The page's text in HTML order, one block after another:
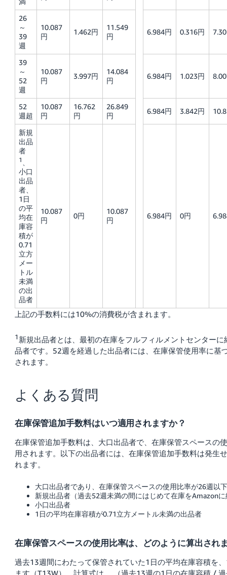
26
～
39
週
10.087
円
1.462円
11.549
円
6.984円 0.316円
39
～
52
週
10.087
円
3.997円
14.084
円
6.984円 1.023円
52
週超
10.087
円
16.762
円
26.849
円
6.984円 3.842円
新規
出品
者
1
小口
出品
者、
1日
の平
均在
庫容
積が
0.71
立方
メー
トル
未満
の出
品者
10.087
円
0円
10.087
円
6.984円 0円
上記の手数料には10%の消費税が含まれます。
1 新規出品者とは、最初の在庫をフルフィルメントセンター
品者です。52週を経過した出品者には、在庫保管使用率に基
されます。
よくある質問
在庫保管追加手数料はいつ適用されますか？
在庫保管追加手数料は、大口出品者で、在庫保管スペースの
用されます。以下の出品者には、在庫保管追加手数料は発生
れます。
大口出品者であり、在庫保管スペースの使用比率が26週以
新規出品者（過去52週未満の間にはじめて在庫をAmazon
小口出品者
1日の平均在庫容積が0.71立方メートル未満の出品者
在庫保管スペースの使用比率は、どのように算出され
過去13週間にわたって保管されていた1日の平均在庫容積を
ます（T13W）。計算式は、 （過去13週の1日の在庫容積 /